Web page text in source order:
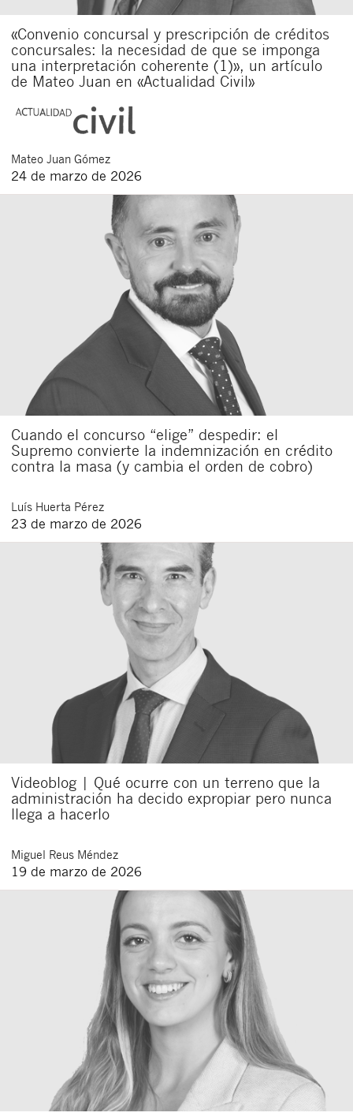
«Convenio concursal y prescripción de créditos
concursales: la necesidad de que se imponga
una interpretación coherente (1)», un artículo
de Mateo Juan en «Actualidad Civil»
Mateo Juan Gómez
24 de marzo de 2026
Cuando el concurso “elige” despedir: el
Supremo convierte la indemnización en crédito
contra la masa (y cambia el orden de cobro)
Luís Huerta Pérez
23 de marzo de 2026
Videoblog | Qué ocurre con un terreno que la
administración ha decido expropiar pero nunca
llega a hacerlo
Miguel Reus Méndez
19 de marzo de 2026